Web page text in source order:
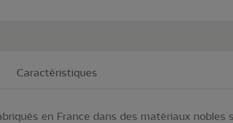
Caractéristiques
en France dans des matériaux